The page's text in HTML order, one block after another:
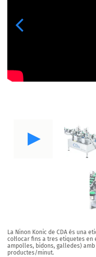
Previous
La Ninon Konic de CDA és una
col·locar fins a tres etiquetes en
ampolles, bidons, galledes)
productes/minut.